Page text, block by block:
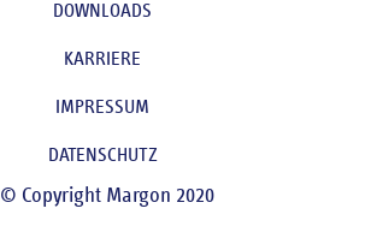
DOWNLOADS
KARRIERE
IMPRESSUM
DATENSCHUTZ
© Copyright Margon 2020